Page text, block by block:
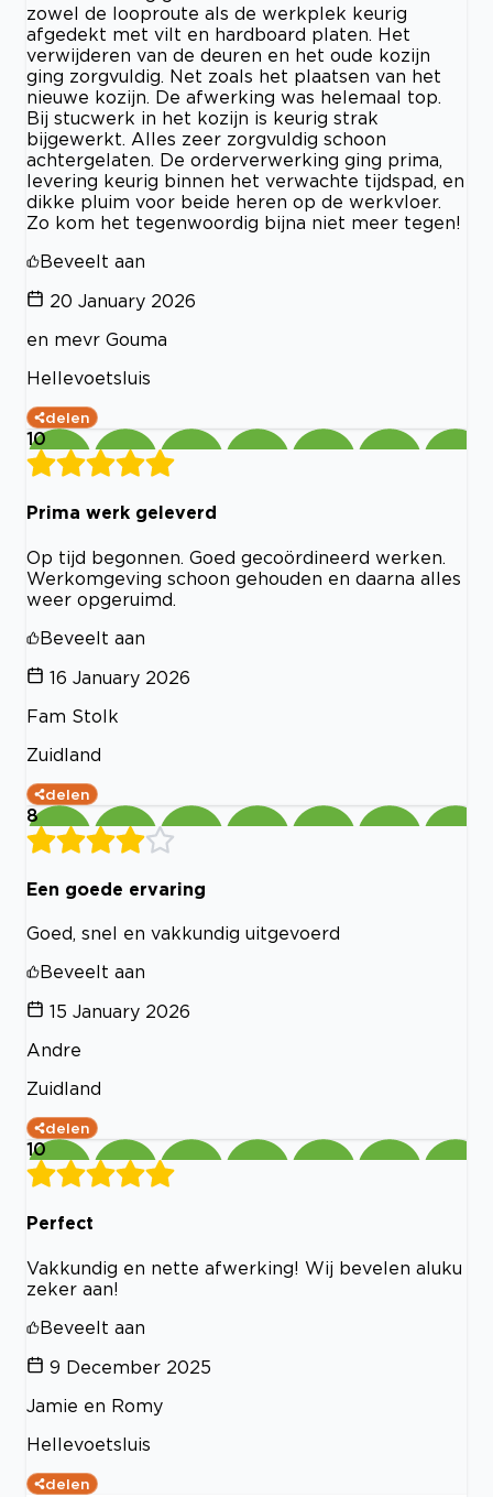
zowel de looproute als de werkplek keurig
afgedekt met vilt en hardboard platen. Het
verwijderen van de deuren en het oude kozijn
ging zorgvuldig. Net zoals het plaatsen van het
nieuwe kozijn. De afwerking was helemaal top.
Bij stucwerk in het kozijn is keurig strak
bijgewerkt. Alles zeer zorgvuldig schoon
achtergelaten. De orderverwerking ging prima,
levering keurig binnen het verwachte tijdspad, en
dikke pluim voor beide heren op de werkvloer.
Zo kom het tegenwoordig bijna niet meer tegen!
Beveelt aan
20 January 2026
en mevr Gouma
Hellevoetsluis
delen
10
Prima werk geleverd
Op tijd begonnen. Goed gecoördineerd werken.
Werkomgeving schoon gehouden en daarna alles
weer opgeruimd.
Beveelt aan
16 January 2026
Fam Stolk
Zuidland
delen
8
Een goede ervaring
Goed, snel en vakkundig uitgevoerd
Beveelt aan
15 January 2026
Andre
Zuidland
delen
10
Perfect
Vakkundig en nette afwerking! Wij bevelen aluku
zeker aan!
Beveelt aan
9 December 2025
Jamie en Romy
Hellevoetsluis
delen